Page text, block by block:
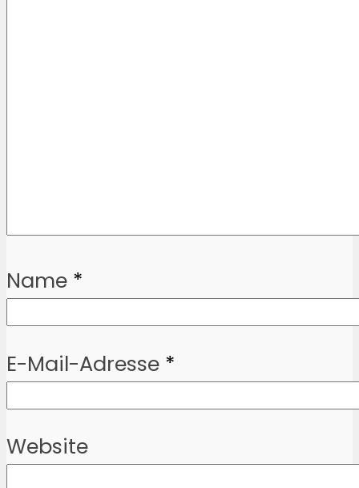
Name *
E-Mail-Adresse *
Website